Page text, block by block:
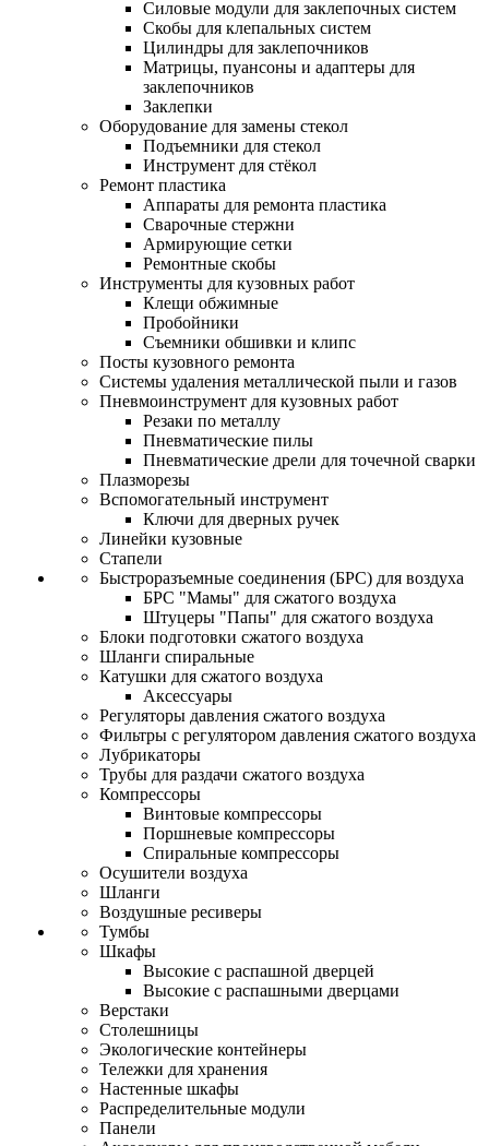
Силовые модули для заклепочных систем
Скобы для клепальных систем
Цилиндры для заклепочников
Матрицы, пуансоны и адаптеры для
заклепочников
Заклепки
Оборудование для замены стекол
Подъемники для стекол
Инструмент для стёкол
Ремонт пластика
Аппараты для ремонта пластика
Сварочные стержни
Армирующие сетки
Ремонтные скобы
Инструменты для кузовных работ
Клещи обжимные
Пробойники
Съемники обшивки и клипс
Посты кузовного ремонта
Системы удаления металлической пыли и газов
Пневмоинструмент для кузовных работ
Резаки по металлу
Пневматические пилы
Пневматические дрели для точечной сварки
Плазморезы
Вспомогательный инструмент
Ключи для дверных ручек
Линейки кузовные
Стапели
Быстроразъемные соединения (БРС) для воздуха
БРС "Мамы" для сжатого воздуха
Штуцеры "Папы" для сжатого воздуха
Блоки подготовки сжатого воздуха
Шланги спиральные
Катушки для сжатого воздуха
Аксессуары
Регуляторы давления сжатого воздуха
Фильтры с регулятором давления сжатого воздуха
Лубрикаторы
Трубы для раздачи сжатого воздуха
Компрессоры
Винтовые компрессоры
Поршневые компрессоры
Спиральные компрессоры
Осушители воздуха
Шланги
Воздушные ресиверы
Тумбы
Шкафы
Высокие с распашной дверцей
Высокие с распашными дверцами
Верстаки
Столешницы
Экологические контейнеры
Тележки для хранения
Настенные шкафы
Распределительные модули
Панели